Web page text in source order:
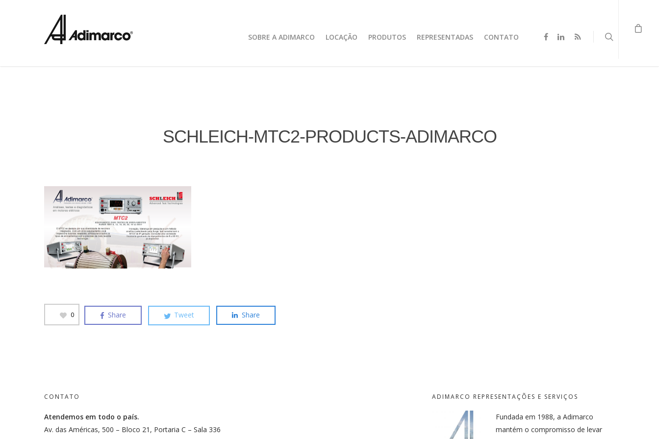
SOBRE A ADIMARCO LOCAÇÃO PRODUTOS REPRESENTADAS CONTATO
SCHLEICH-MTC2-PRODUCTS-ADIMARCO
0 Share Tweet Share
CONTATO
Atendemos em todo o país.
Av. das Américas, 500 – Bloco 21, Portaria C – Sala 336
ADIMARCO REPRESENTAÇÕES E SERVIÇOS
Fundada em 1988, a Adimarco
mantém o compromisso de levar